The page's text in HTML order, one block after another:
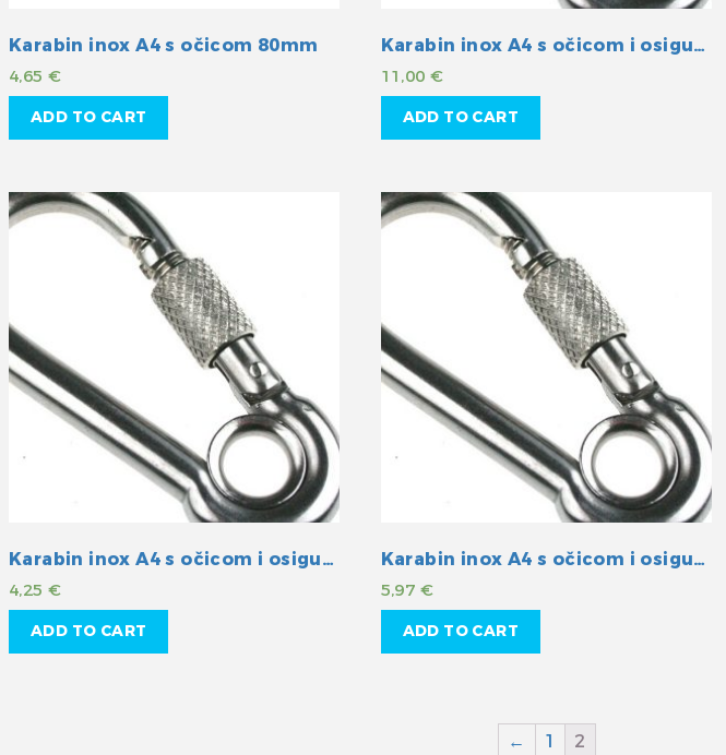
Karabin inox A4 s očicom 80mm
4,65 €
ADD TO CART
Karabin inox A4 s očicom i osiguranjem 100mm
11,00€
ADD TO CART
Karabin inox A4 s očicom i osiguranjem 60mm
4,25 €
ADD TO CART
Karabin inox A4 s očicom i osiguranjem 80mm
5,97 €
ADD TO CART
← 1 2